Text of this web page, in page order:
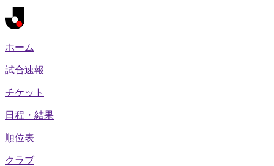
ホーム
試合速報
チケット
日程・結果
順位表
クラブ